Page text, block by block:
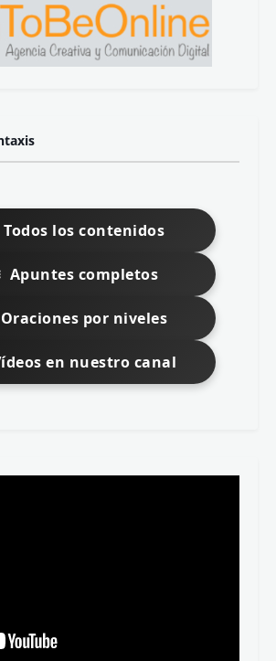
Todos los contenidos
Apuntes completos
Oraciones por niveles
en nuestro canal